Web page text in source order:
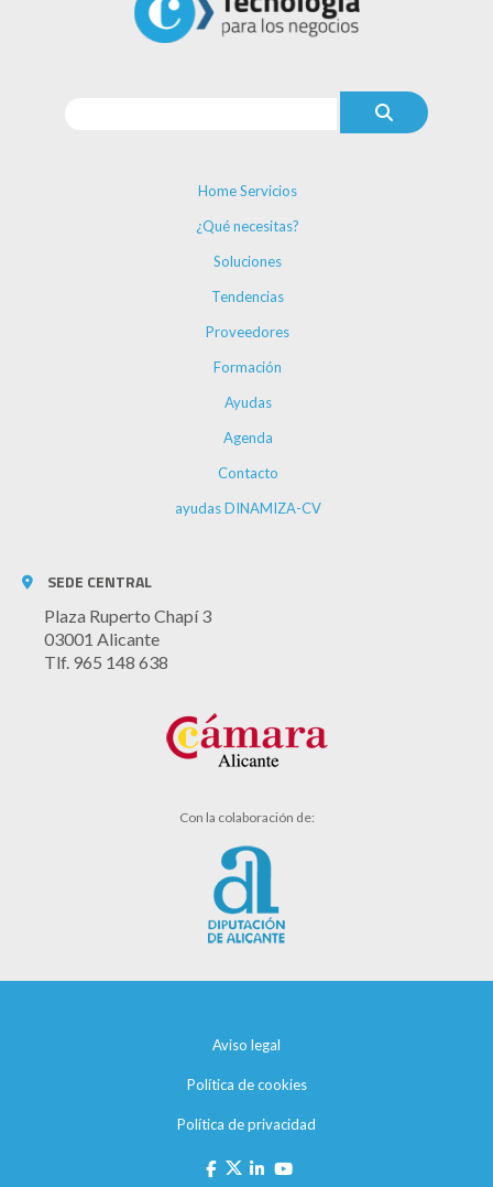
Home Servicios
¿Qué necesitas?
Soluciones
Tendencias
Proveedores
Formación
Ayudas
Agenda
Contacto
ayudas DINAMIZA-CV
SEDE CENTRAL
Plaza Ruperto Chapí 3
03001 Alicante
Tlf. 965 148 638
Con la colaboración de:
Aviso legal
Política de cookies
Política de privacidad